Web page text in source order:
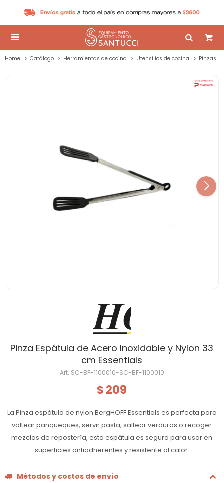

Home Catálogo Herramientas de cocina Utensilios de cocina Pinzas
Pinza Espátula de Acero Inoxidable y Nylon 33
cm Essentials
SC-BF-1100010-SC-BF-1100010
$ 209
La Pinza espátula de nylon BergHOFF Essentials es perfecta para
voltear panqueques, servir pasta, saltear verduras o recoger
mezclas de repostería, esta espátula es segura para usar en
superficies antiadherentes y resistente al calor.
Métodos y costos de envío